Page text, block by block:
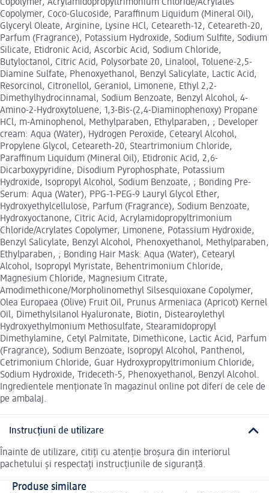
Copolymer, Acrylamidopropyltrimonium Chloride/Acrylates
Copolymer, Coco-Glucoside, Paraffinum Liquidum (Mineral Oil),
Glyceryl Oleate, Arginine, Lysine HCl, Ceteareth-12, Ceteareth-20,
Parfum (Fragrance), Potassium Hydroxide, Sodium Sulfite, Sodium
Silicate, Etidronic Acid, Ascorbic Acid, Sodium Chloride,
Butyloctanol, Citric Acid, Polysorbate 20, Linalool, Toluene-2,5-
Diamine Sulfate, Phenoxyethanol, Benzyl Salicylate, Lactic Acid,
Resorcinol, Citronellol, Geraniol, Limonene, Ethyl 2,2-
Dimethylhydrocinnamal, Sodium Benzoate, Benzyl Alcohol, 4-
Amino-2-Hydroxytoluene, 1,3-Bis-(2,4-Diaminophenoxy) Propane
HCl, m-Aminophenol, Methylparaben, Ethylparaben, ; Developer
cream: Aqua (Water), Hydrogen Peroxide, Cetearyl Alcohol,
Propylene Glycol, Ceteareth-20, Steartrimonium Chloride,
Paraffinum Liquidum (Mineral Oil), Etidronic Acid, 2,6-
Dicarboxypyridine, Disodium Pyrophosphate, Potassium
Hydroxide, Isopropyl Alcohol, Sodium Benzoate, ; Bonding Pre-
Serum: Aqua (Water), PPG-1-PEG-9 Lauryl Glycol Ether,
Hydroxyethylcellulose, Parfum (Fragrance), Sodium Benzoate,
Hydroxyoctanone, Citric Acid, Acrylamidopropyltrimonium
Chloride/Acrylates Copolymer, Limonene, Potassium Hydroxide,
Benzyl Salicylate, Benzyl Alcohol, Phenoxyethanol, Methylparaben,
Ethylparaben, ; Bonding Hair Mask: Aqua (Water), Cetearyl
Alcohol, Isopropyl Myristate, Behentrimonium Chloride,
Magnesium Chloride, Magnesium Citrate,
Amodimethicone/Morpholinomethyl Silsesquioxane Copolymer,
Olea Europaea (Olive) Fruit Oil, Prunus Armeniaca (Apricot) Kernel
Oil, Dimethylsilanol Hyaluronate, Biotin, Distearoylethyl
Hydroxyethylmonium Methosulfate, Stearamidopropyl
Dimethylamine, Cetyl Palmitate, Dimethicone, Lactic Acid, Parfum
(Fragrance), Sodium Benzoate, Isopropyl Alcohol, Panthenol,
Cetrimonium Chloride, Guar Hydroxypropyltrimonium Chloride,
Sodium Hydroxide, Trideceth-5, Phenoxyethanol, Benzyl Alcohol.
Ingredientele menționate în magazinul online pot diferi de cele de
pe ambalaj.
Instrucțiuni de utilizare
Înainte de utilizare, citiți cu atenție broșura din interiorul
pachetului și respectați instrucțiunile de siguranță.
Produse similare